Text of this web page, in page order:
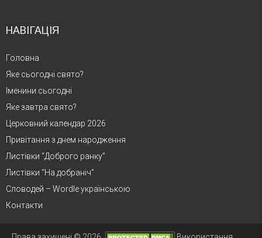
НАВІГАЦІЯ
Головна
Яке сьогодні свято?
Іменини сьогодні
Яке завтра свято?
Церковний календар 2026
Привітання з днем народження
Листівки “Доброго ранку”
Листівки “На добраніч”
Словодей – Wordle українською
Контакти